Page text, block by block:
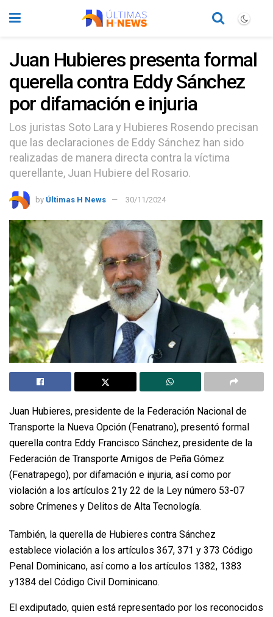
Juan Hubieres presenta formal
querella contra Eddy Sánchez
por difamación e injuria
Los juristas Soto Lara y Hubieres Rosendo precisan
que las declaraciones de Eddy Sánchez han sido
realizadas de manera directa contra la víctima
querellante, Juan Hubiere del Rosario.
by Últimas H News 30/11/2024
Juan Hubieres, presidente de la Federación Nacional de
Transporte la Nueva Opción (Fenatrano), presentó formal
querella contra Eddy Francisco Sánchez, presidente de la
Federación de Transporte Amigos de Peña Gómez
(Fenatrapego), por difamación e injuria, así como por
violación a los artículos 21y 22 de la Ley número 53-07
sobre Crímenes y Delitos de Alta Tecnología.
También, la querella de Hubieres contra Sánchez
establece violación a los artículos 367, 371 y 373 Código
Penal Dominicano, así como a los artículos 1382, 1383
y1384 del Código Civil Dominicano.
El exdiputado, quien está representado por los reconocidos